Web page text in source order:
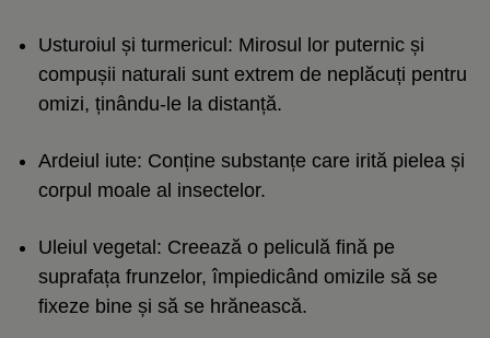
Usturoiul și turmericul: Mirosul lor puternic și
compușii naturali sunt extrem de neplăcuți pentru
omizi, ținându-le la distanță.
Ardeiul iute: Conține substanțe care irită pielea și
corpul moale al insectelor.
Uleiul vegetal: Creează o peliculă fină pe
suprafața frunzelor, împiedicând omizile să se
fixeze bine și să se hrănească.